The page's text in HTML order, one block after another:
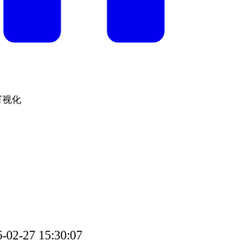
视化
02-27 15:30:07